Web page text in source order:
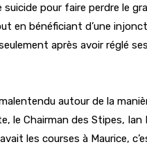
pour faire perdre le
en bénéficiant d’une
après avoir réglé
autour de la
le Chairman des Stipes,
les courses à Maurice,